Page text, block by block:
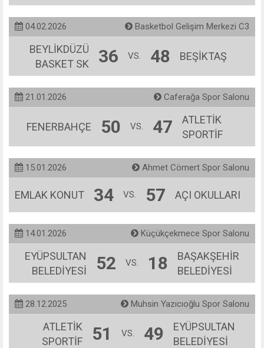
04.02.2026 Basketbol Gelişim Merkezi C3
BEYLİKDÜZÜ
BASKET SK
36 VS. 48 BEŞİKTAŞ
21.01.2026 Caferağa Spor Salonu
FENERBAHÇE 50 VS. 47
ATLETİK
SPORTİF
15.01.2026 Ahmet Cömert Spor Salonu
EMLAK KONUT 34 VS. 57 AÇI OKULLARI
14.01.2026 Küçükçekmece Spor Salonu
EYÜPSULTAN
BELEDİYESİ
52 VS. 18
BAŞAKŞEHİR
BELEDİYESİ
28.12.2025 Muhsin Yazıcıoğlu Spor Salonu
ATLETİK
SPORTİF
51 VS. 49
EYÜPSULTAN
BELEDİYESİ